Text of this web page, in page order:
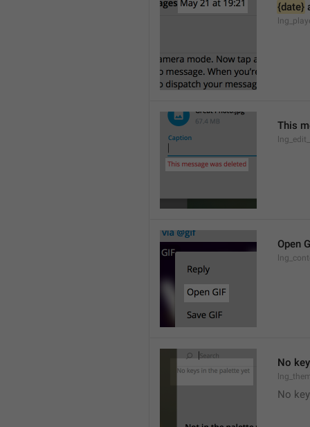
{date}
This
Open
No
No